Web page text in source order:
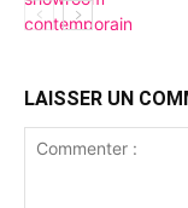
LAISSER UN